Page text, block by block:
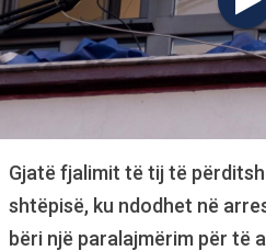
Gjatë fjalimit të tij të
shtëpisë, ku ndodhet në
bëri një paralajmërim për të